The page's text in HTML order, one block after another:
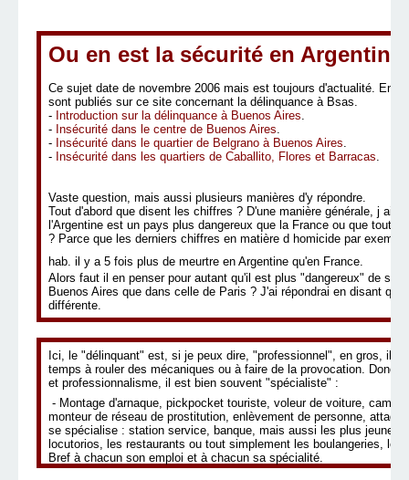
Ou en est la sécurité en Argentine
Ce sujet date de novembre 2006 mais est toujours d'actualité. En
sont publiés sur ce site concernant la délinquance à Bsas.
- Introduction sur la délinquance à Buenos Aires.
- Insécurité dans le centre de Buenos Aires.
- Insécurité dans le quartier de Belgrano à Buenos Aires.
- Insécurité dans les quartiers de Caballito, Flores et Barracas.
Vaste question, mais aussi plusieurs manières d'y répondre.
Tout d'abord que disent les chiffres ? D'une manière générale, j ai
l'Argentine est un pays plus dangereux que la France ou que tout
? Parce que les derniers chiffres en matière d homicide par
hab. il y a 5 fois plus de meurtre en Argentine qu'en France.
Alors faut il en penser pour autant qu'il est plus "dangereux" de se
Buenos Aires que dans celle de Paris ? J'ai répondrai en disant
différente.
Ici, le "délinquant" est, si je peux dire, "professionnel", en gros, il
temps à rouler des mécaniques ou à faire de la provocation. Donc
et professionnalisme, il est bien souvent "spécialiste" :
- Montage d'arnaque, pickpocket touriste, voleur de voiture,
monteur de réseau de prostitution, enlèvement de personne,
se spécialise : station service, banque, mais aussi les plus jeunes
locutorios, les restaurants ou tout simplement les boulangeries,
Bref à chacun son emploi et à chacun sa spécialité.